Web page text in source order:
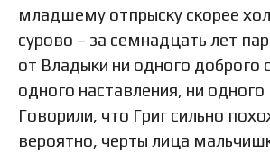
младшему отпрыску скорее
сурово – за семнадцать лет
от Владыки ни одного доброго
одного наставления, ни
Говорили, что Григ сильно
вероятно, черты лица